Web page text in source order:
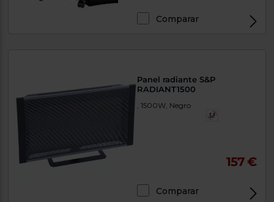
Comparar
Panel radiante S&P
RADIANT1500
, 1500W, Negro
157 €
Comparar